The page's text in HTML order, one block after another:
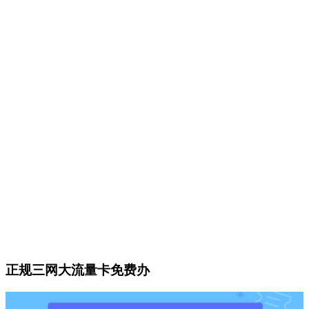
正规三网大流量卡免费办